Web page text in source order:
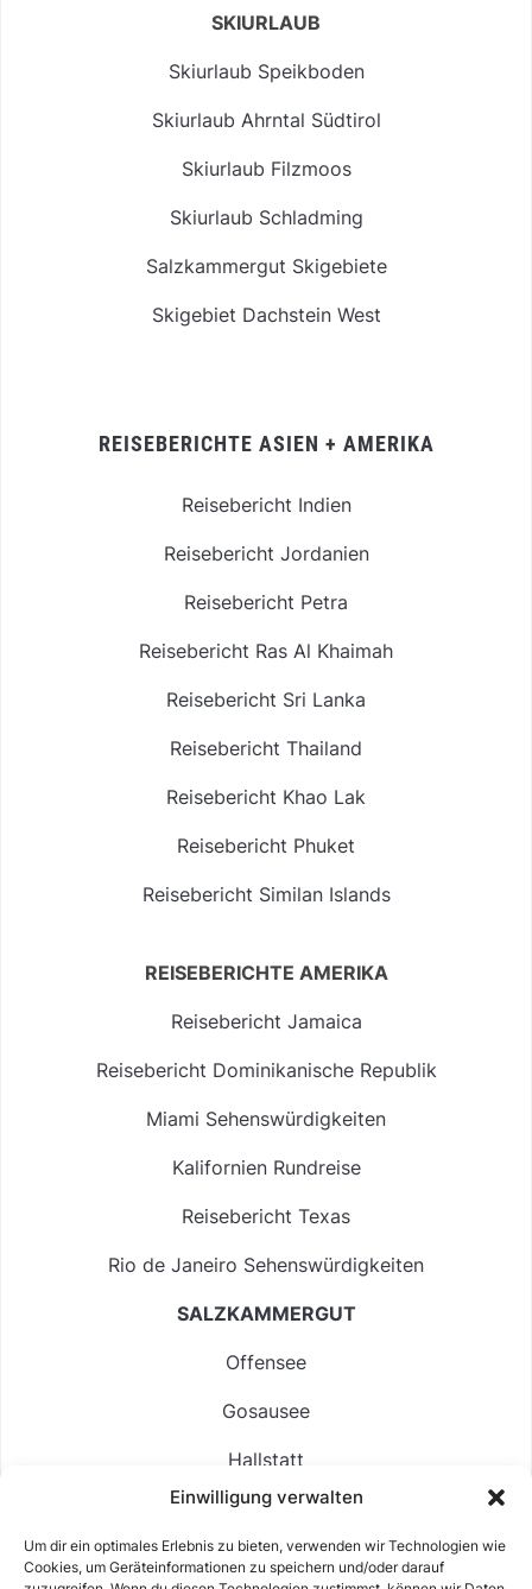
Einwilligung verwalten
Um dir ein optimales Erlebnis zu bieten, verwenden wir Technologien wie
Cookies, um Geräteinformationen zu speichern und/oder darauf
SKIURLAUB
Skiurlaub Speikboden
Skiurlaub Ahrntal Südtirol
Skiurlaub Filzmoos
Skiurlaub Schladming
Salzkammergut Skigebiete
Skigebiet Dachstein West
REISEBERICHTE ASIEN + AMERIKA
Reisebericht Indien
Reisebericht Jordanien
Reisebericht Petra
Reisebericht Ras Al Khaimah
Reisebericht Sri Lanka
Reisebericht Thailand
Reisebericht Khao Lak
Reisebericht Phuket
Reisebericht Similan Islands
REISEBERICHTE AMERIKA
Reisebericht Jamaica
Reisebericht Dominikanische Republik
Miami Sehenswürdigkeiten
Kalifornien Rundreise
Reisebericht Texas
Rio de Janeiro Sehenswürdigkeiten
SALZKAMMERGUT
Offensee
Gosausee
Hallstatt
Langbathsee
Altausseer See